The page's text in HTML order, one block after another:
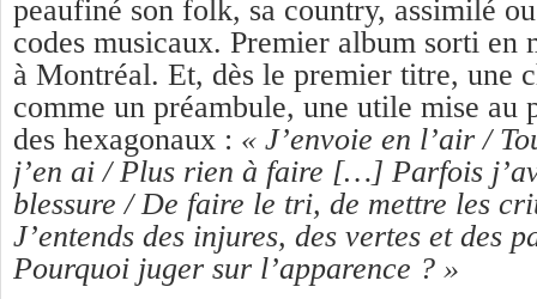
peaufiné son folk, sa country, assimilé
codes musicaux. Premier album sorti en
à Montréal. Et, dès le premier titre, une
comme un préambule, une utile mise au
des hexagonaux : « J’envoie en l’air /
j’en ai / Plus rien à faire […] Parfois
blessure / De faire le tri, de mettre les
J’entends des injures, des vertes et des
Pourquoi juger sur l’apparence ? »